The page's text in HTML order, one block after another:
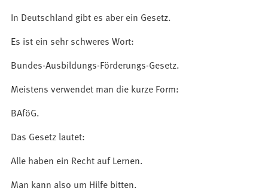
In Deutschland gibt es aber ein Gesetz.
Es ist ein sehr schweres Wort:
Bundes-Ausbildungs-Förderungs-Gesetz.
Meistens verwendet man die kurze Form:
BAföG.
Das Gesetz lautet:
Alle haben ein Recht auf Lernen.
Man kann also um Hilfe bitten.